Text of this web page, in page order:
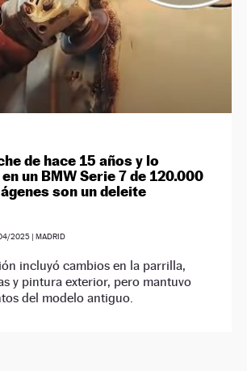
de hace 15 años y lo
un BMW Serie 7 de 120.000
son un deleite
2025| MADRID
incluyó cambios en la parrilla,
y pintura exterior, pero mantuvo
del modelo antiguo.